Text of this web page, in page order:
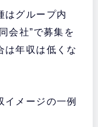
はグループ内
会社”で募集を
は年収は低くな
イメージの一例